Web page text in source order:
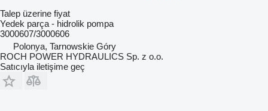
Talep üzerine fiyat
Yedek parça - hidrolik pompa
3000607/3000606
Polonya, Tarnowskie Góry
ROCH POWER HYDRAULICS Sp. z o.o.
Satıcıyla iletişime geç